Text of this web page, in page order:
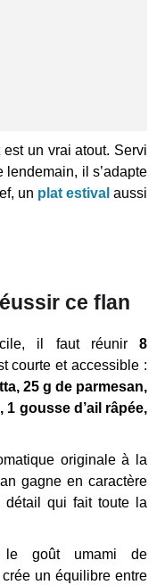
un vrai atout. Servi
il s’adapte
un plat estival aussi
ce flan
il faut réunir 8
courte et accessible :
25 g de parmesan,
1 gousse d’ail râpée,
originale à la
gagne en caractère
détail qui fait toute la
le goût umami de
crée un équilibre entre